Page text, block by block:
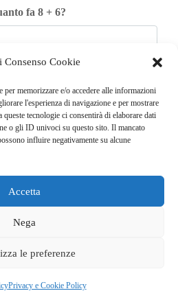
Consenso Cookie
memorizzare e/o accedere alle informazioni
l'esperienza di navigazione e per mostrare
tecnologie ci consentirà di elaborare dati
o gli ID univoci su questo sito. Il mancato
influire negativamente su alcune
Accetta
Nega
le preferenze
Privacy e Cookie Policy
fa 8 + 6?
Iscriviti